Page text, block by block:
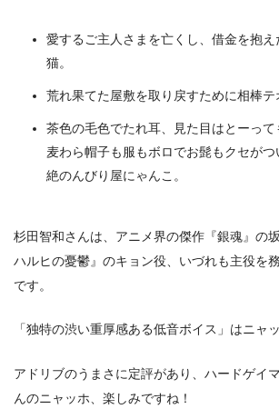
愛するご主人さまを亡くし、借金を抱
猫。
荒れ果てた屋敷を取り戻すために相棒テ
茶色の毛色でたれ耳、見た目はとーって
麦わら帽子も服もボロでお髭もクセがつ
絶のんびり屋にゃんこ。
杉田智和さんは、アニメ界の傑作『銀魂』の
ハルヒの憂鬱』のキョン役、いづれも主役を
です。
「独特の渋い重厚感ある低音ボイス」はニャ
アドリブのうまさに定評があり、ハードゲイ
んのニャッホ、楽しみですね！